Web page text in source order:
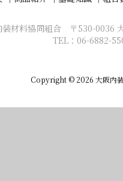
装材料協同組合 〒530-0036
TEL：06-6882-
Copyright © 2026 大阪内